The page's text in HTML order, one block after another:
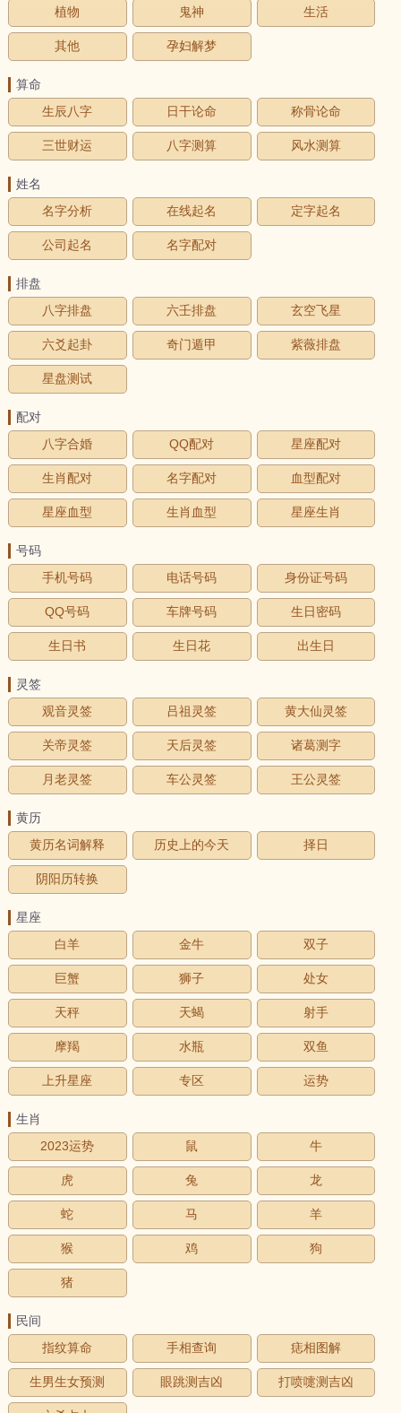
植物 鬼神 生活
其他 孕妇解梦
算命
生辰八字
日干论命 称骨论命
三世财运 八字测算 风水测算
姓名
名字分析
在线起名 定字起名
公司起名 名字配对
排盘
八字排盘
六壬排盘 玄空飞星
六爻起卦 奇门遁甲 紫薇排盘
星盘测试
配对
八字合婚
QQ配对 星座配对
生肖配对 名字配对 血型配对
星座血型 生肖血型 星座生肖
号码
手机号码
电话号码 身份证号码
QQ号码 车牌号码 生日密码
生日书 生日花 出生日
灵签
观音灵签
吕祖灵签 黄大仙灵签
关帝灵签 天后灵签 诸葛测字
月老灵签 车公灵签 王公灵签
黄历
黄历名词解释
历史上的今天 择日
阴阳历转换
星座
白羊
金牛 双子
巨蟹 狮子 处女
天秤 天蝎 射手
摩羯 水瓶 双鱼
上升星座 专区 运势
生肖
2023运势
鼠 牛
虎 兔 龙
蛇 马 羊
猴 鸡 狗
猪
民间
指纹算命
手相查询 痣相图解
生男生女预测 眼跳测吉凶 打喷嚏测吉凶